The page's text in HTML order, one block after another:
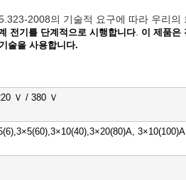
2008의 기술적 요구에 따라 우리
전기를 단계적으로 시행합니다. 이 제품은
술을 사용합니다.
Ｖ / 380 Ｖ
3×10(100)A